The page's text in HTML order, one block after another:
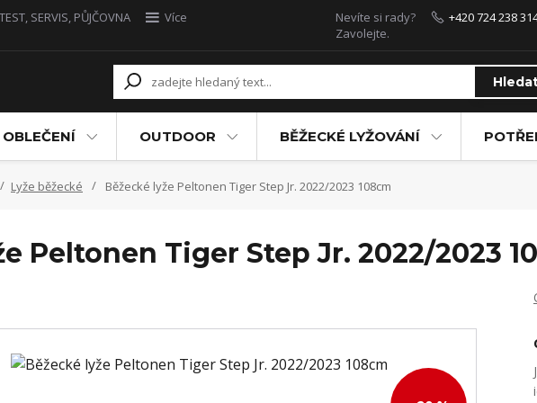
TEST, SERVIS, PŮJČOVNA
Více
Nevíte si rady?
Zavolejte.
+420 724 238
OBLEČENÍ OUTDOOR BĚŽECKÉ LYŽOVÁNÍ
Lyže běžecké Běžecké lyže Peltonen Tiger Step Jr. 2022/2023 108cm
Peltonen Tiger Step Jr. 2022/2023